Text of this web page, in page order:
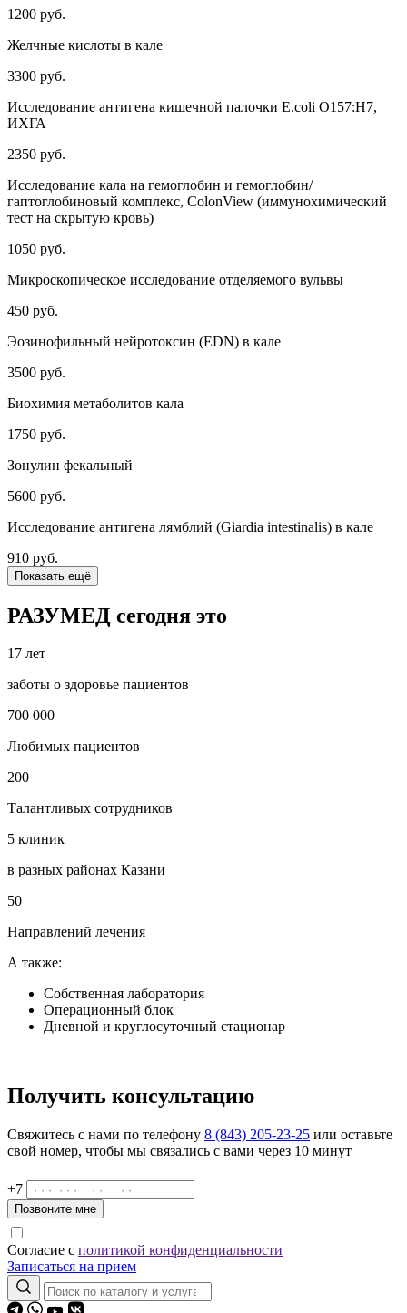
1200 руб.
Желчные кислоты в кале
3300 руб.
Исследование антигена кишечной палочки E.coli O157:H7,
ИХГА
2350 руб.
Исследование кала на гемоглобин и гемоглобин/
гаптоглобиновый комплекс, ColonView (иммунохимический
тест на скрытую кровь)
1050 руб.
Микроскопическое исследование отделяемого вульвы
450 руб.
Эозинофильный нейротоксин (EDN) в кале
3500 руб.
Биохимия метаболитов кала
1750 руб.
Зонулин фекальный
5600 руб.
Исследование антигена лямблий (Giardia intestinalis) в кале
910 руб.
Показать ещё
РАЗУМЕД сегодня это
17 лет
заботы о здоровье пациентов
700 000
Любимых пациентов
200
Талантливых сотрудников
5 клиник
в разных районах Казани
50
Направлений лечения
А также:
Собственная лаборатория
Операционный блок
Дневной и круглосуточный стационар
Получить консультацию
Свяжитесь с нами по телефону 8 (843) 205-23-25 или оставьте
свой номер, чтобы мы связались с вами через 10 минут
+7
Позвоните мне
Согласие с политикой конфиденциальности
Записаться на прием